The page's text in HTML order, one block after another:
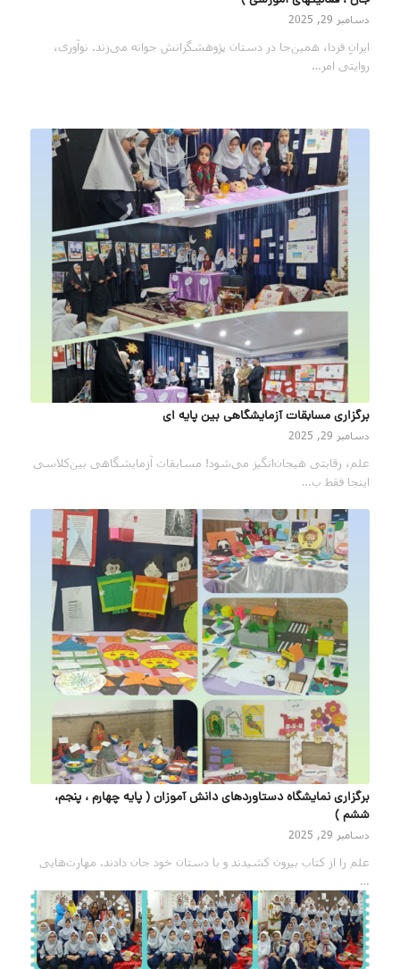
دسامبر 29, 2025
ایرانِ فردا، همین‌جا در دستان پژوهشگرانش جوانه می‌زند. نوآوری،
روایتی امر…
برگزاری مسابقات آزمایشگاهی بین پایه ای
دسامبر 29, 2025
علم، رقابتی هیجان‌انگیز می‌شود! مسابقات آزمایشگاهی بین‌کلاسی
اینجا فقط ب…
برگزاری نمایشگاه دستاوردهای دانش آموزان ( پایه چهارم ، پنجم،
ششم )
دسامبر 29, 2025
علم را از کتاب بیرون کشیدند و با دستان خود جان دادند. مهارت‌هایی
…